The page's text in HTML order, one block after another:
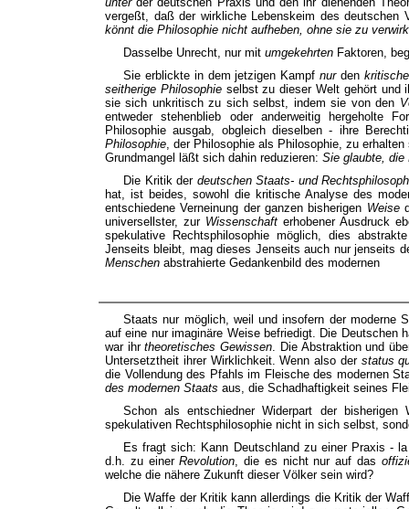
vergeßt, daß der wirkliche Lebenskeim des
könnt die Philosophie nicht aufheben, ohne sie zu
Dasselbe Unrecht, nur mit umgekehrten Faktoren,
Sie erblickte in dem jetzigen Kampfnurden
seitherige Philosophieselbst zu dieser Welt gehört und
sie sich unkritisch zu sich selbst, indem sie von den
entweder stehenblieb oder anderweitig hergeholte
Philosophie ausgab, obgleich dieselben - ihre
Philosophie, der Philosophie als Philosophie, zu
Grundmangel läßt sich dahin reduzieren: Sie glaubte, die
Die Kritik der deutschen Staats- und
hat, ist beides, sowohl die kritische Analyse des
entschiedene Verneinung der ganzen bisherigen Weise
universellster, zur Wissenschaft erhobener Ausdruck
spekulative Rechtsphilosophie möglich, dies
Jenseits bleibt, mag dieses Jenseits auch nur jenseits
Menschen abstrahierte Gedankenbild des modernen
Staats nur möglich, weil und insofern der moderne
auf eine nur imaginäre Weise befriedigt. Die Deutschen
war ihrtheoretisches Gewissen. Die Abstraktion und
Untersetztheit ihrer Wirklichkeit. Wenn also der status
die Vollendung des Pfahls im Fleische des modernen
des modernen Staats aus, die Schadhaftigkeit seines
Schon als entschiedner Widerpart der
spekulativen Rechtsphilosophie nicht in sich selbst,
Es fragt sich: Kann Deutschland zu einer Praxis -
d.h. zu einerRevolution, die es nicht nur auf das
welche die nähere Zukunft dieser Völker sein wird?
Die Waffe der Kritik kann allerdings die Kritik der